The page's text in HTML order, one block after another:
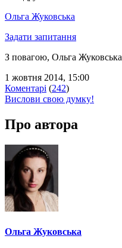
Ольга Жуковська
Задати запитання
З повагою, Ольга Жуковська
1 жовтня 2014, 15:00
Коментарі (242)
Вислови свою думку!
Про автора
Ольга Жуковська